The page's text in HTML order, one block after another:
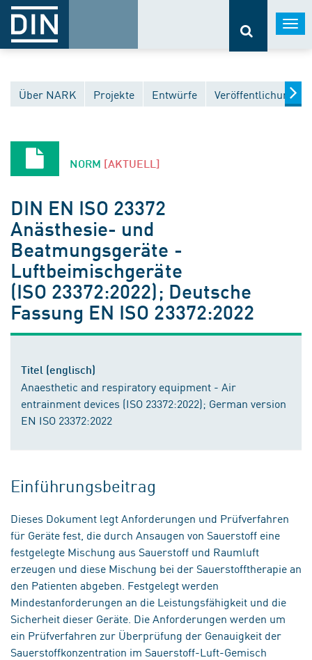
Über NARK Projekte Entwürfe Veröffentlichungen
NORM [AKTUELL]
DIN EN ISO 23372
Anästhesie- und
Beatmungsgeräte -
Luftbeimischgeräte
(ISO 23372:2022); Deutsche
Fassung EN ISO 23372:2022
Titel (englisch)
Anaesthetic and respiratory equipment - Air
entrainment devices (ISO 23372:2022); German version
EN ISO 23372:2022
Einführungsbeitrag
Dieses Dokument legt Anforderungen und Prüfverfahren
für Geräte fest, die durch Ansaugen von Sauerstoff eine
festgelegte Mischung aus Sauerstoff und Raumluft
erzeugen und diese Mischung bei der Sauerstofftherapie an
den Patienten abgeben. Festgelegt werden
Mindestanforderungen an die Leistungsfähigkeit und die
Sicherheit dieser Geräte. Die Anforderungen werden um
ein Prüfverfahren zur Überprüfung der Genauigkeit der
Sauerstoffkonzentration im Sauerstoff-Luft-Gemisch